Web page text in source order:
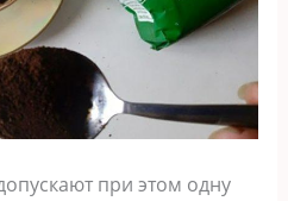
при этом одну